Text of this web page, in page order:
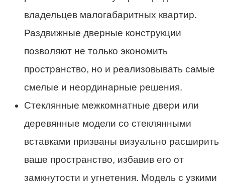
владельцев малогабаритных квартир.
Раздвижные дверные конструкции
позволяют не только экономить
пространство, но и реализовывать самые
смелые и неординарные решения.
Стеклянные межкомнатные двери или
деревянные модели со стеклянными
вставками призваны визуально расширить
ваше пространство, избавив его от
замкнутости и угнетения. Модель с узкими